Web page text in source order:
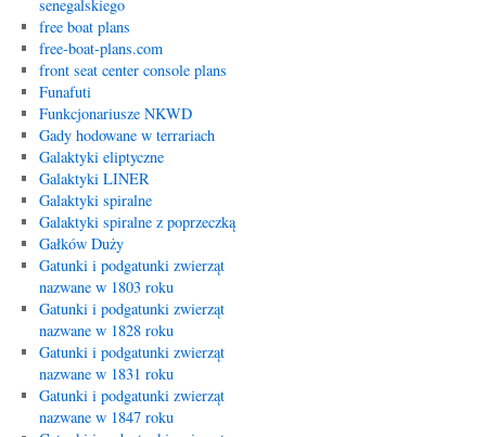
senegalskiego
free boat plans
free-boat-plans.com
front seat center console plans
Funafuti
Funkcjonariusze NKWD
Gady hodowane w terrariach
Galaktyki eliptyczne
Galaktyki LINER
Galaktyki spiralne
Galaktyki spiralne z poprzeczką
Gałków Duży
Gatunki i podgatunki zwierząt
nazwane w 1803 roku
Gatunki i podgatunki zwierząt
nazwane w 1828 roku
Gatunki i podgatunki zwierząt
nazwane w 1831 roku
Gatunki i podgatunki zwierząt
nazwane w 1847 roku